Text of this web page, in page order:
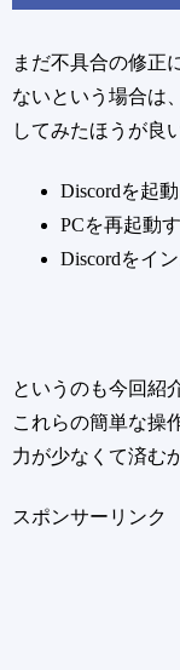
まだ不具合の修正
ないという場合は
してみたほうが良
Discordを起
PCを再起動
Discordをイ
というのも今回紹
これらの簡単な操
力が少なくて済む
スポンサーリンク